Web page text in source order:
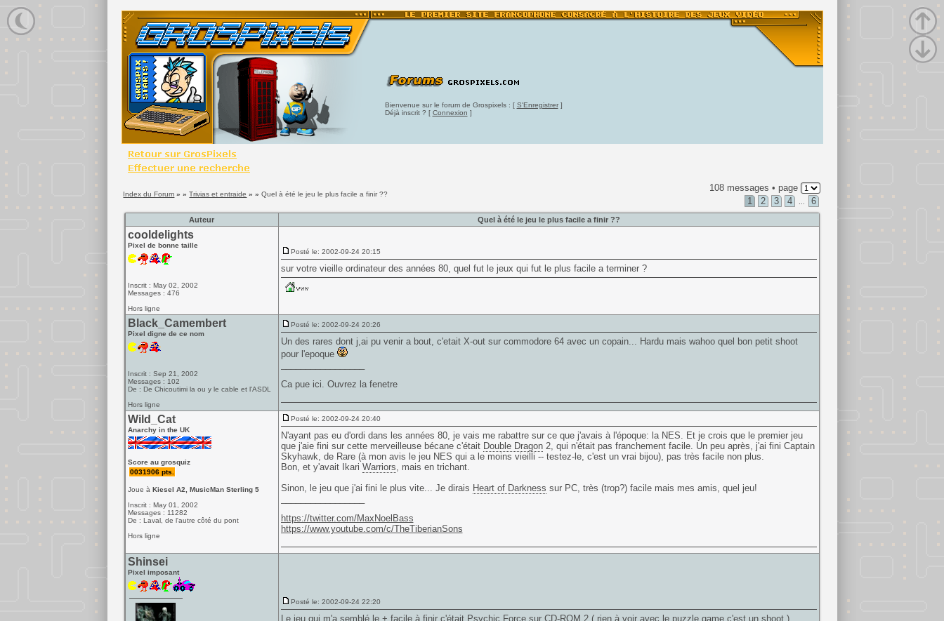
Bienvenue sur le forum de Grospixels : [ S'Enregistrer]
Déjà inscrit ? [ Connexion ]
Index du Forum » »Trivias et entraide » »Quel à été le jeu le plus facile a finir ??
108 messages • page
1
2 3 4 6
Auteur Quel à été le jeu le plus facile a finir ??
cooldelights
Pixel de bonne taille
Inscrit : May 02, 2002
Messages : 476
Hors ligne
Posté le: 2002-09-24 20:15
sur votre vieille ordinateur des années 80, quel fut le jeux qui fut le plus facile a terminer ?
Black_Camembert
Pixel digne de ce nom
Inscrit : Sep 21, 2002
Messages : 102
De : De Chicoutimi la ou y le cable et l'ASDL
Hors ligne
Posté le: 2002-09-24 20:26
Un des rares dont j,ai pu venir a bout, c'etait X-out sur commodore 64 avec un copain... Hardu mais wahoo quel bon petit shoot
pour l'epoque
Ca pue ici. Ouvrez la fenetre
Wild_Cat
Anarchy in the UK
Score au grosquiz
0031906 pts.
Joue à Kiesel A2, MusicMan Sterling 5
Inscrit : May 01, 2002
Messages : 11282
De : Laval, de l'autre côté du pont
Hors ligne
Posté le: 2002-09-24 20:40
N'ayant pas eu d'ordi dans les années 80, je vais me rabattre sur ce que j'avais à l'époque: la NES. Et je crois que le premier jeu
que j'aie fini sur cette merveilleuse bécane c'était Double Dragon2, qui n'était pas franchement facile. Un peu après, j'ai fini Captain
Skyhawk, de Rare (à mon avis le jeu NES qui a le moins vieilli -- testez-le, c'est un vrai bijou), pas très facile non plus.
Bon, et y'avait Ikari Warriors, mais en trichant.
Sinon, le jeu que j'ai fini le plus vite... Je dirais Heart of Darkness sur PC, très (trop?) facile mais mes amis, quel jeu!
https://twitter.com/MaxNoelBass
https://www.youtube.com/c/TheTiberianSons
Shinsei
Pixel imposant
Posté le: 2002-09-24 22:20
Le jeu qui m'a semblé le + facile à finir c'était Psychic Force sur CD-ROM 2 ( rien à voir avec le puzzle game c'est un shoot ) .